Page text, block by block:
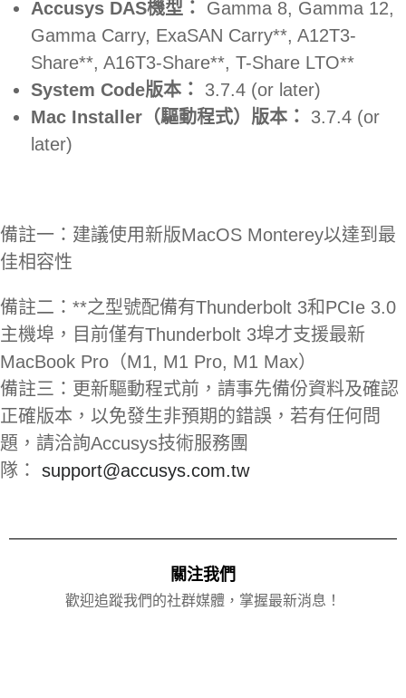
Accusys DAS機型： Gamma 8, Gamma 12,
Gamma Carry, ExaSAN Carry**, A12T3-
Share**, A16T3-Share**, T-Share LTO**
System Code版本： 3.7.4 (or later)
Mac Installer（驅動程式）版本： 3.7.4 (or
later)
備註一：建議使用新版MacOS Monterey以達到最
佳相容性
備註二：**之型號配備有Thunderbolt 3和PCIe 3.0
主機埠，目前僅有Thunderbolt 3埠才支援最新
MacBook Pro（M1, M1 Pro, M1 Max）
備註三：更新驅動程式前，請事先備份資料及確認
正確版本，以免發生非預期的錯誤，若有任何問
題，請洽詢Accusys技術服務團
隊： support@accusys.com.tw
關注我們
歡迎追蹤我們的社群媒體，掌握最新消息！